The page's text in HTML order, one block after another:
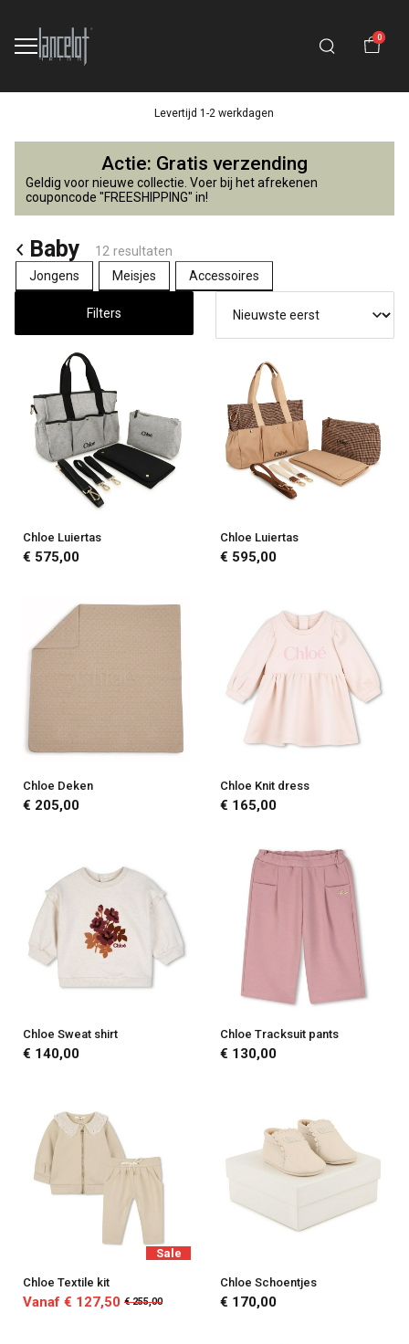
0
Levertijd 1-2 werkdagen
Baby
Lancelot
4
Kids
Actie: Gratis verzending
Geldig voor nieuwe collectie. Voer bij het afrekenen
couponcode "FREESHIPPING" in!
Baby
12 resultaten
Jongens
Meisjes Accessoires
Filters
Chloe Luiertas
€ 575,00
Chloe Luiertas
€ 595,00
Chloe Deken
€ 205,00
Chloe Knit dress
€ 165,00
Chloe Sweat shirt
€ 140,00
Chloe Tracksuit pants
€ 130,00
Sale
Chloe Textile kit
Vanaf € 127,50 € 255,00
Chloe Schoentjes
€ 170,00